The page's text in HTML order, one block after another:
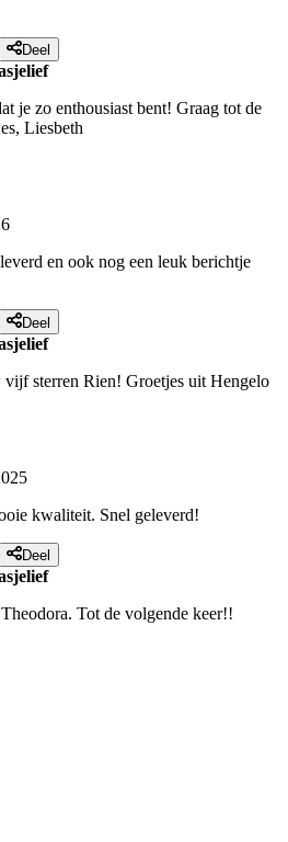
Deel
je zo enthousiast bent! Graag tot de
Liesbeth
en ook nog een leuk berichtje
Deel
sterren Rien! Groetjes uit Hengelo
kwaliteit. Snel geleverd!
Deel
Tot de volgende keer!!